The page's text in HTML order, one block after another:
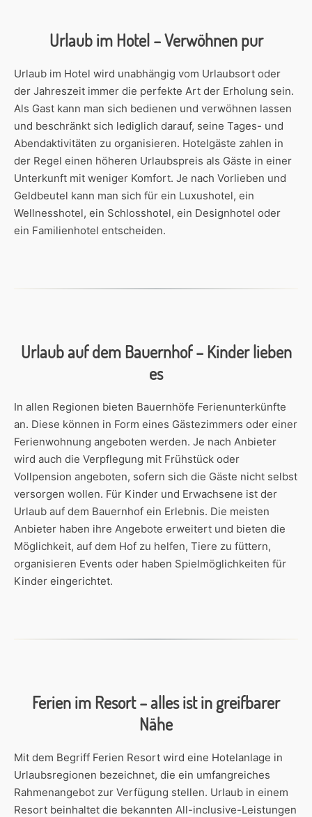
Urlaub im Hotel – Verwöhnen pur
Urlaub im Hotel wird unabhängig vom Urlaubsort oder
der Jahreszeit immer die perfekte Art der Erholung sein.
Als Gast kann man sich bedienen und verwöhnen lassen
und beschränkt sich lediglich darauf, seine Tages- und
Abendaktivitäten zu organisieren. Hotelgäste zahlen in
der Regel einen höheren Urlaubspreis als Gäste in einer
Unterkunft mit weniger Komfort. Je nach Vorlieben und
Geldbeutel kann man sich für ein Luxushotel, ein
Wellnesshotel, ein Schlosshotel, ein Designhotel oder
ein Familienhotel entscheiden.
Urlaub auf dem Bauernhof – Kinder lieben
es
In allen Regionen bieten Bauernhöfe Ferienunterkünfte
an. Diese können in Form eines Gästezimmers oder einer
Ferienwohnung angeboten werden. Je nach Anbieter
wird auch die Verpflegung mit Frühstück oder
Vollpension angeboten, sofern sich die Gäste nicht selbst
versorgen wollen. Für Kinder und Erwachsene ist der
Urlaub auf dem Bauernhof ein Erlebnis. Die meisten
Anbieter haben ihre Angebote erweitert und bieten die
Möglichkeit, auf dem Hof zu helfen, Tiere zu füttern,
organisieren Events oder haben Spielmöglichkeiten für
Kinder eingerichtet.
Ferien im Resort – alles ist in greifbarer
Nähe
Mit dem Begriff Ferien Resort wird eine Hotelanlage in
Urlaubsregionen bezeichnet, die ein umfangreiches
Rahmenangebot zur Verfügung stellen. Urlaub in einem
Resort beinhaltet die bekannten All-inclusive-Leistungen